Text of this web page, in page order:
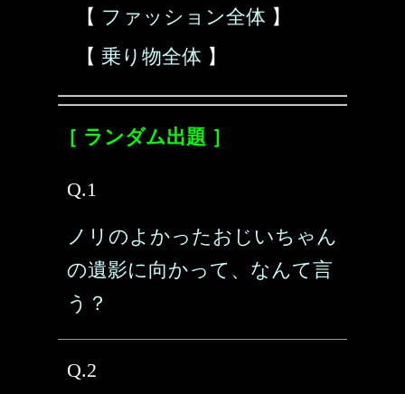
【 ファッション全体 】
【 乗り物全体 】
［ ランダム出題 ］
Q.1
ノリのよかったおじいちゃん
の遺影に向かって、なんて言
う？
Q.2